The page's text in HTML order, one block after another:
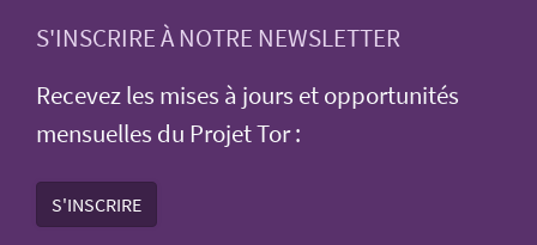
S'INSCRIRE À NOTRE NEWSLETTER
Recevez les mises à jours et opportunités
mensuelles du Projet Tor :
S'INSCRIRE